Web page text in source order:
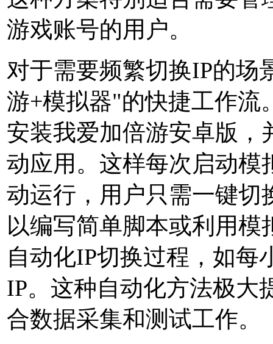
游戏账号的用户。
对于需要频繁切换IP的场
游+模拟器"的快捷工作流
安装我爱加倍游安卓版，
动应用。这样每次启动模
动运行，用户只需一键切
以编写简单脚本或利用模
自动化IP切换过程，如每
IP。这种自动化方法极大
合数据采集和测试工作。